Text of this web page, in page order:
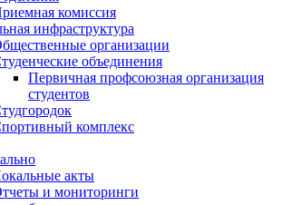
комиссия
инфраструктура
организации
объединения
Первичная профсоюзная организация
студентов
комплекс
акты
и мониторинги